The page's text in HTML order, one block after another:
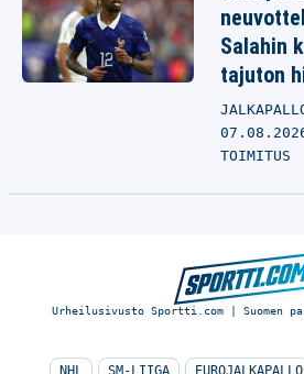
Salahin
tajuton
TOIMITUS
Urheilusivusto Sportti.com | Suomen
NHL SM-LIIGA EUROJALKAPALLO